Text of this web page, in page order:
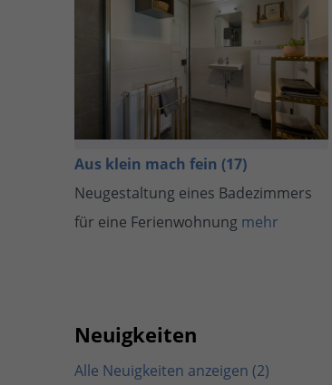
Aus klein mach fein (17)
Neugestaltung eines Badezimmers
für eine Ferienwohnung mehr
Neuigkeiten
Alle Neuigkeiten anzeigen (2)